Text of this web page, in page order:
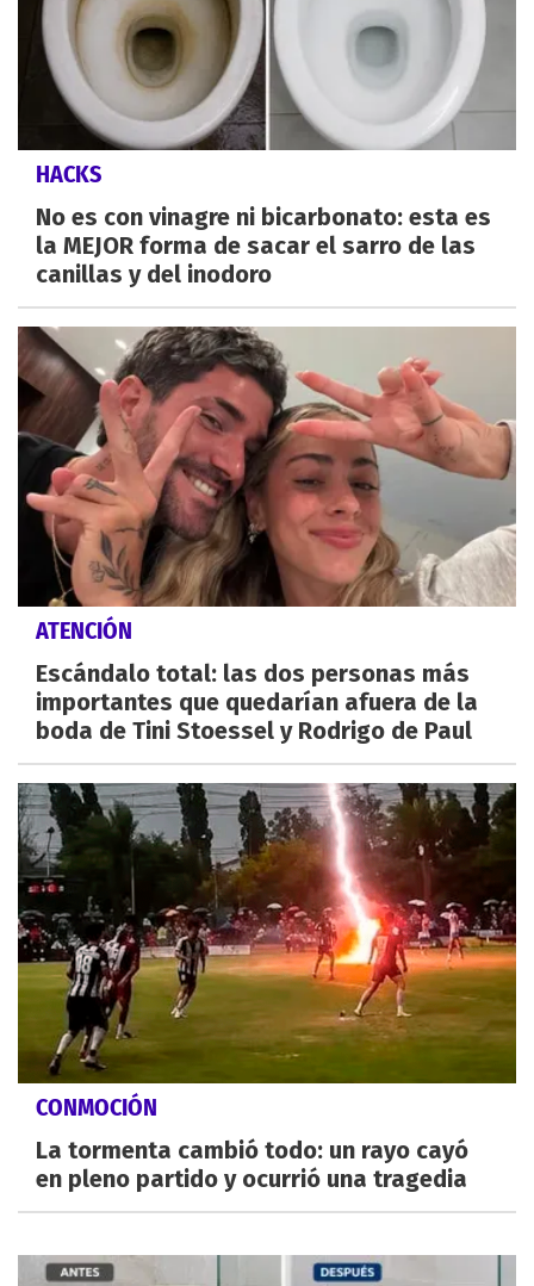
HACKS
No es con vinagre ni bicarbonato: esta es
la MEJOR forma de sacar el sarro de las
canillas y del inodoro
ATENCIÓN
Escándalo total: las dos personas más
importantes que quedarían afuera de la
boda de Tini Stoessel y Rodrigo de Paul
CONMOCIÓN
La tormenta cambió todo: un rayo cayó
en pleno partido y ocurrió una tragedia